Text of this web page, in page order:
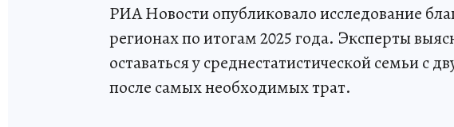
РИА Новости опубликовало исследование
регионах по итогам 2025 года. Эксперты
оставаться у среднестатистической семьи
после самых необходимых трат.